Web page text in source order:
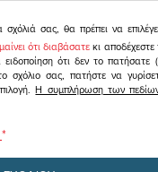
σας, θα πρέπει να
ότι διαβάσατεκι
ότι δεν το πατήσατε
σχόλιο σας, πατήστε να
Η συμπλήρωση των
*